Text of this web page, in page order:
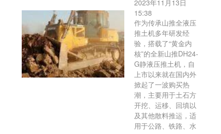
2023年11月13日
15:38
作为传承山推全液压
推土机多年研发经
验，搭载了“黄金内
核”的全新山推DH24-
G静液压推土机，自
上市以来就在国内外
掀起了一波购买热
潮，主要用于土石方
开挖、运移、回填以
及其他散料推运，适
用于公路、铁路、水